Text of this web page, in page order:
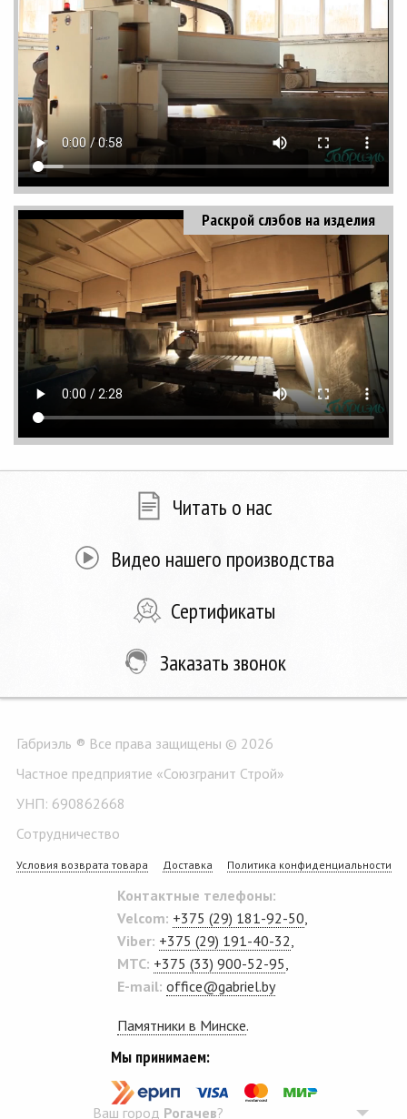
Раскрой слэбов на изделия
Читать о нас
Видео нашего производства
Сертификаты
Заказать звонок
Габриэль ® Все права защищены © 2026
Частное предприятие «Союзгранит Строй»
УНП: 690862668
Сотрудничество
Условия возврата товара Доставка Политика конфиденциальности
Контактные телефоны:
Velcom: +375 (29) 181-92-50,
Viber: +375 (29) 191-40-32,
MTC: +375 (33) 900-52-95,
E-mail: office@gabriel.by
Памятники в Минске.
Мы принимаем:
Ваш город Рогачев?